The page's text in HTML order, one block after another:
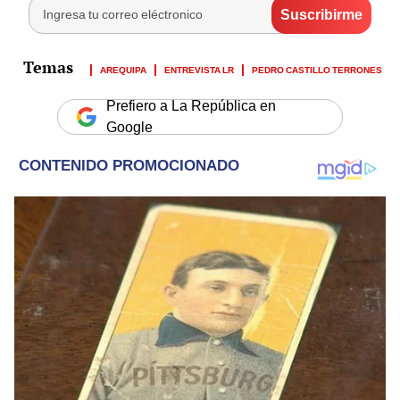
AREQUIPA ENTREVISTA LR PEDRO CASTILLO TERRONES
Prefiero a La República en
Google